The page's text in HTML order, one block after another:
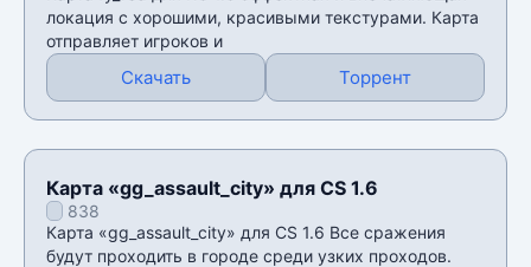
локация с хорошими, красивыми текстурами. Карта
отправляет игроков и
Скачать Торрент
Карта «gg_assault_city» для CS 1.6
838
Карта «gg_assault_city» для CS 1.6 Все сражения
будут проходить в городе среди узких проходов.